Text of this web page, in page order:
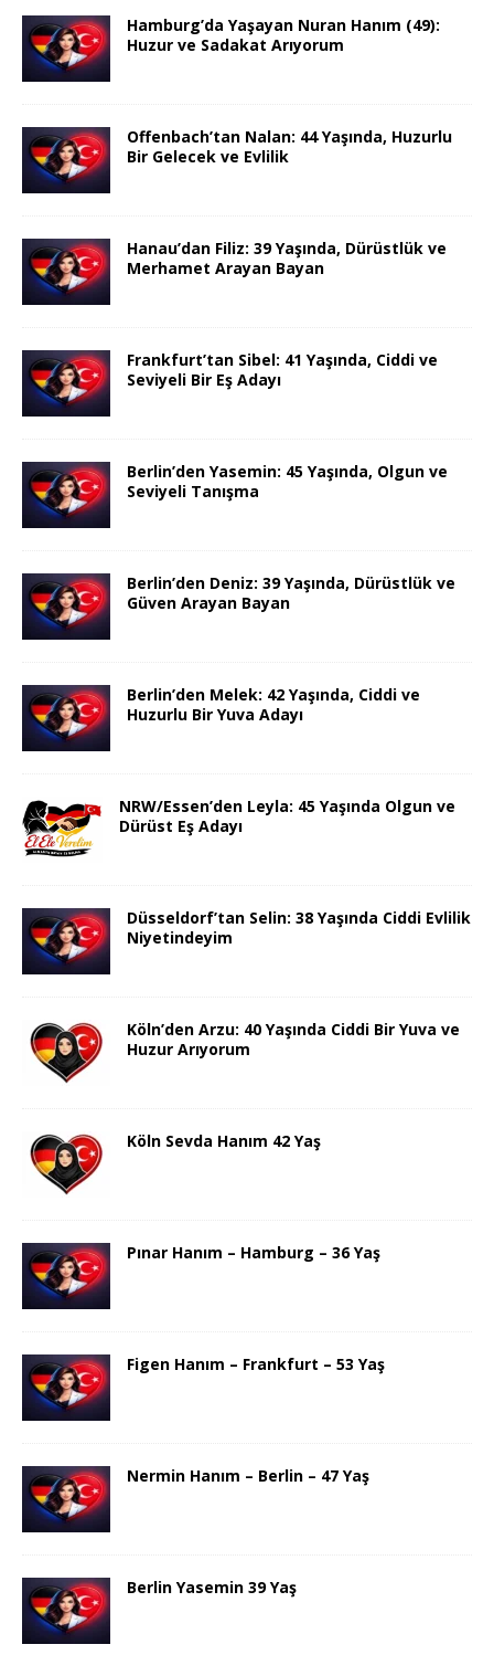
Hamburg’da Yaşayan Nuran Hanım (49):
Huzur ve Sadakat Arıyorum
Offenbach’tan Nalan: 44 Yaşında, Huzurlu
Bir Gelecek ve Evlilik
Hanau’dan Filiz: 39 Yaşında, Dürüstlük ve
Merhamet Arayan Bayan
Frankfurt’tan Sibel: 41 Yaşında, Ciddi ve
Seviyeli Bir Eş Adayı
Berlin’den Yasemin: 45 Yaşında, Olgun ve
Seviyeli Tanışma
Berlin’den Deniz: 39 Yaşında, Dürüstlük ve
Güven Arayan Bayan
Berlin’den Melek: 42 Yaşında, Ciddi ve
Huzurlu Bir Yuva Adayı
NRW/Essen’den Leyla: 45 Yaşında Olgun ve
Dürüst Eş Adayı
Düsseldorf’tan Selin: 38 Yaşında Ciddi Evlilik
Niyetindeyim
Köln’den Arzu: 40 Yaşında Ciddi Bir Yuva ve
Huzur Arıyorum
Köln Sevda Hanım 42 Yaş
Pınar Hanım – Hamburg – 36 Yaş
Figen Hanım – Frankfurt – 53 Yaş
Nermin Hanım – Berlin – 47 Yaş
Berlin Yasemin 39 Yaş